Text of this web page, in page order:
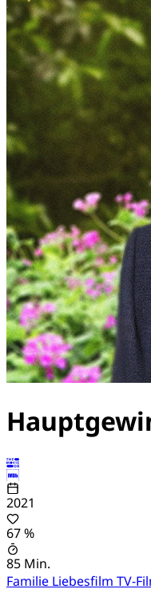
2021
67 %
85 Min.
Familie Liebesfilm TV-